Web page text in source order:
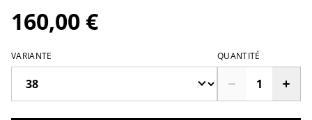
160,00 €
VARIANTE QUANTITÉ